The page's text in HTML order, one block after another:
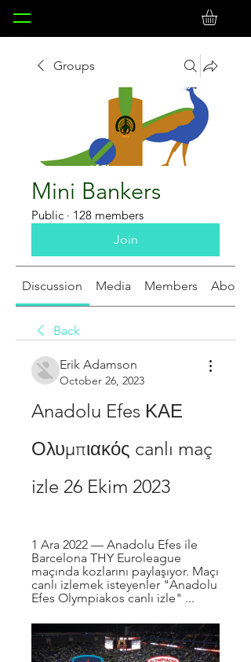
Groups
Mini Bankers
Public · 128 members
Join
Discussion Media Members About
Back
Erik Adamson
October 26, 2023
Anadolu Efes ΚΑΕ
Ολυμπιακός canlı maç
izle 26 Ekim 2023
1 Ara 2022 — Anadolu Efes ile
Barcelona THY Euroleague
maçında kozlarını paylaşıyor. Maçı
canlı izlemek isteyenler "Anadolu
Efes Olympiakos canlı izle" ...